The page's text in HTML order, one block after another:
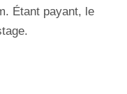
Étant payant, le